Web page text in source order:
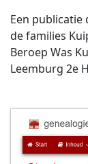
Een publicatie
de families
Beroep Was
Leemburg 2e